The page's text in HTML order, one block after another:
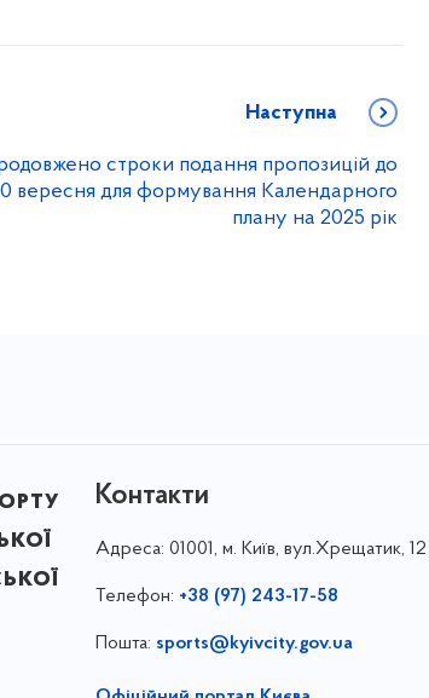
Наступна
строки подання пропозицій до
вересня для формування Календарного
плану на 2025 рік
Контакти
Адреса: 01001, м. Київ, вул.Хрещатик, 12
Телефон: +38 (97) 243-17-58
Пошта: sports@kyivcity.gov.ua